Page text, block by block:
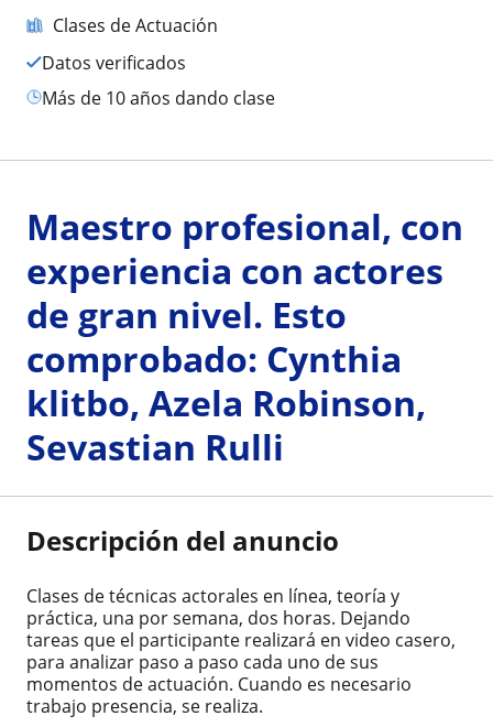
Clases de Actuación
Datos verificados
más de 10 años dando clase
Maestro profesional, con
experiencia con actores
de gran nivel. Esto
comprobado: Cynthia
klitbo, Azela Robinson,
Sevastian Rulli
Descripción del anuncio
Clases de técnicas actorales en línea, teoría y
práctica, una por semana, dos horas. Dejando
tareas que el participante realizará en video casero,
para analizar paso a paso cada uno de sus
momentos de actuación. Cuando es necesario
trabajo presencia, se realiza.